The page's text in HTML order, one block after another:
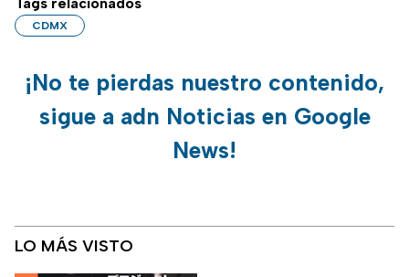
CDMX
¡No te pierdas nuestro contenido,
sigue a adn Noticias en Google
News!
LO MÁS VISTO